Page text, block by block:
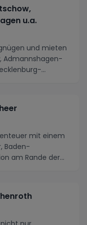
u.a.
und mieten
Admannshagen-
mit einem
Baden-
am Rande der